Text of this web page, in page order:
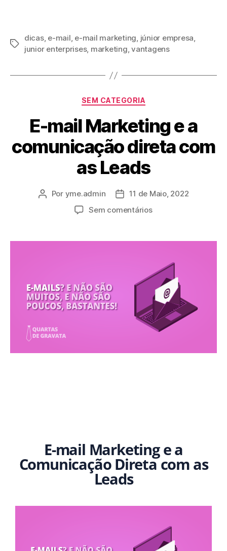
dicas, e-mail, e-mail marketing, júnior empresa,
junior enterprises, marketing,vantagens
SEM CATEGORIA
E-mail Marketing e a
comunicação direta com
as Leads
Por yme.admin
11 de Maio, 2022
Sem comentários
E-mail Marketing e a
Comunicação Direta com as
Leads